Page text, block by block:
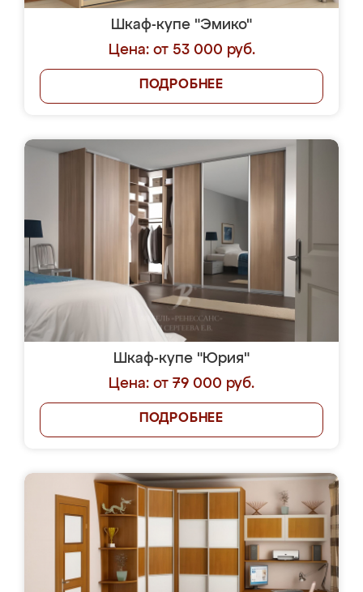
Шкаф-купе "Эмико"
Цена: от 53 000 руб.
ПОДРОБНЕЕ
Шкаф-купе "Юрия"
Цена: от 79 000 руб.
ПОДРОБНЕЕ